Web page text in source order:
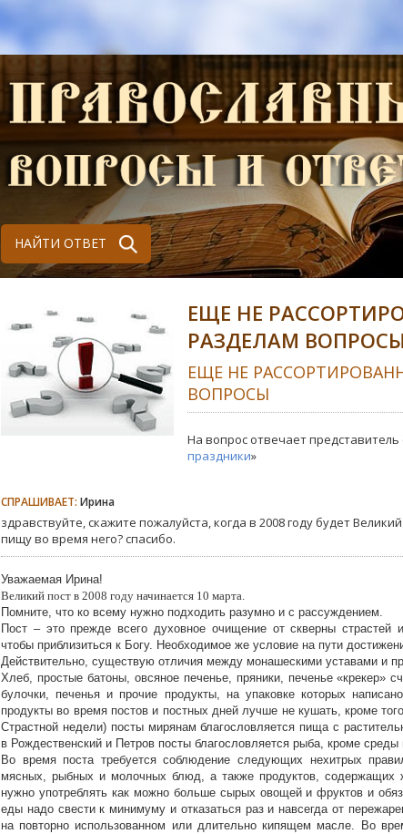
НАЙТИ ОТВЕТ
ЕЩЕ НЕ
РАЗДЕЛАМ ВОПРОСЫ
ЕЩЕ НЕ
ВОПРОСЫ
На вопрос отвечает представитель
праздники»
СПРАШИВАЕТ: Ирина
здравствуйте, скажите пожалуйста, когда в 2008 году будет
пищу во время него? спасибо.
Уважаемая Ирина!
Великий пост в 2008 году начинается 10 марта.
Помните, что ко всему нужно подходить разумно и с рассуждением.
Пост – это прежде всего духовное очищение от скверны страстей
чтобы приблизиться к Богу. Необходимое же условие на пути
Действительно, существую отличия между монашескими уставами и
Хлеб, простые батоны, овсяное печенье, пряники, печенье «крекер»
булочки, печенья и прочие продукты, на упаковке которых
продукты во время постов и постных дней лучше не кушать, кроме
Страстной недели) посты мирянам благословляется пища с
в Рождественский и Петров посты благословляется рыба, кроме среды
Во время поста требуется соблюдение следующих нехитрых
мясных, рыбных и молочных блюд, а также продуктов,
нужно употреблять как можно больше сырых овощей и фруктов и
еды надо свести к минимуму и отказаться раз и навсегда от
на повторно использованном или длительно кипящем масле. Во